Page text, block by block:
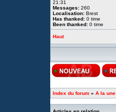
21:31
Messages: 260
Localisation: Brest
Has thanked: 0 time
Been thanked: 0 time
Haut
Index du forum » A la une